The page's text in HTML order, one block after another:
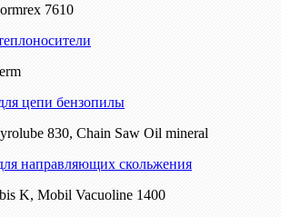
7610
цепи бензопилы
830, Chain Saw Oil mineral
направляющих скольжения
K, Mobil Vacuoline 1400